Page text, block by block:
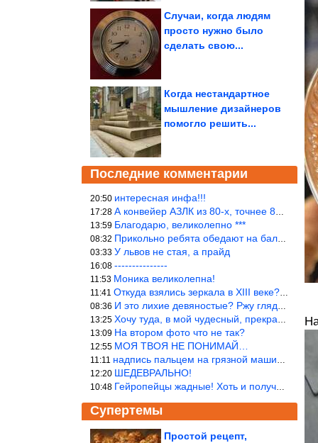
Случаи, когда людям
просто нужно было
сделать свою...
Когда нестандартное
мышление дизайнеров
помогло решить...
Последние комментарии
20:50 интересная инфа!!!
17:28 А конвейер АЗЛК из 80-х, точнее 86-87 годы. «Москвичи»-то из пер
13:59 Благодарю, великолепно ***
08:32 Прикольно ребята обедают на балке...))
03:33 У львов не стая, а прайд
16:08 ---------------
11:53 Моника великолепна!
11:41 Откуда взялись зеркала в XIII веке? Вы ничего не перепутали?
08:36 И это лихие девяностые? Ржу глядя в окно!!!
13:25 Хочу туда, в мой чудесный, прекрасный мир.
13:09 На втором фото что не так?
12:55 МОЯ ТВОЯ НЕ ПОНИМАЙ…
11:11 надпись пальцем на грязной машине «Помой меня»!
12:20 ШЕДЕВРАЛЬНО!
10:48 Гейропейцы жадные! Хоть и получают в десять раз больше жителей б
Супертемы
Простой рецепт,